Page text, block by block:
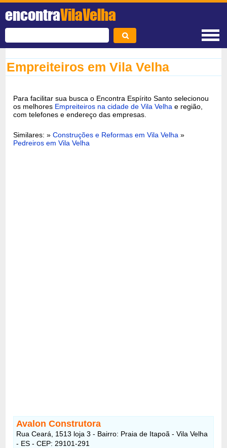
encontraVilaVelha
Empreiteiros em Vila Velha
Para facilitar sua busca o Encontra Espírito Santo selecionou
os melhores Empreiteiros na cidade de Vila Velha e região,
com telefones e endereço das empresas.
Similares: »Construções e Reformas em Vila Velha »
Pedreiros em Vila Velha
Avalon Construtora
Rua Ceará, 1513 loja 3 - Bairro: Praia de Itapoã - Vila Velha
- ES - CEP: 29101-291